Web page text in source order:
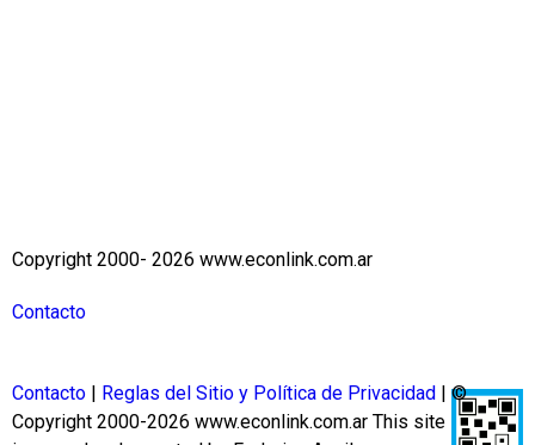
Copyright 2000- 2026 www.econlink.com.ar
Contacto
Contacto Reglas del Sitio y Política de Privacidad
| ©
Copyright 2000-2026 www.econlink.com.ar This site